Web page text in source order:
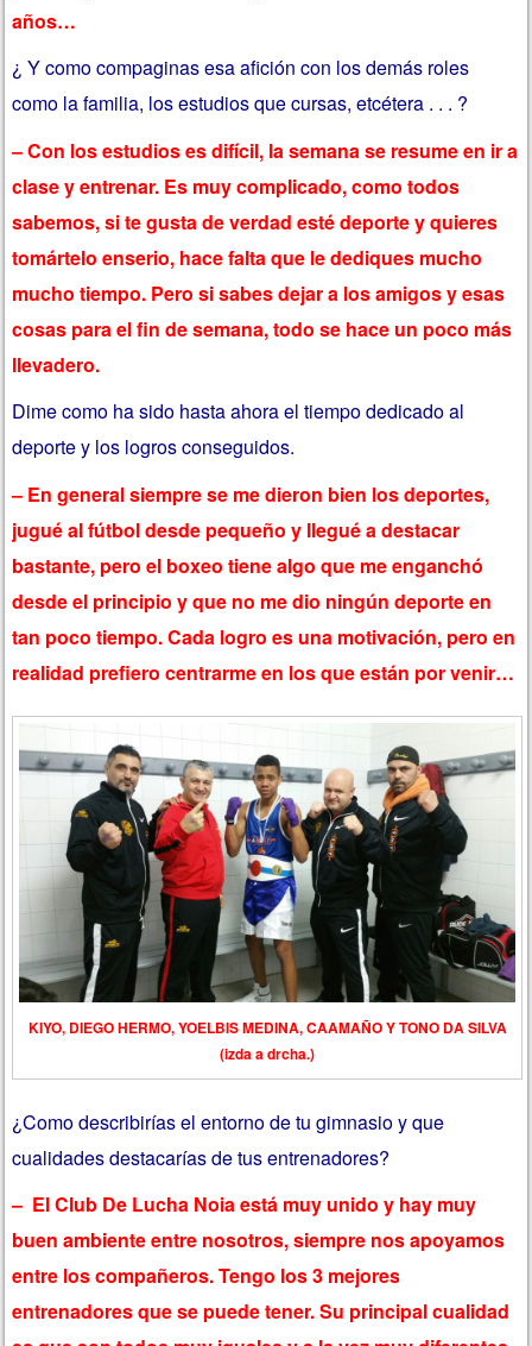
años…
¿ Y como compaginas esa afición con los demás roles
como la familia, los estudios que cursas, etcétera . . . ?
– Con los estudios es difícil, la semana se resume en ir a
clase y entrenar. Es muy complicado, como todos
sabemos, si te gusta de verdad esté deporte y quieres
tomártelo enserio, hace falta que le dediques mucho
mucho tiempo. Pero si sabes dejar a los amigos y esas
cosas para el fin de semana, todo se hace un poco más
llevadero.
Dime como ha sido hasta ahora el tiempo dedicado al
deporte y los logros conseguidos.
– En general siempre se me dieron bien los deportes,
jugué al fútbol desde pequeño y llegué a destacar
bastante, pero el boxeo tiene algo que me enganchó
desde el principio y que no me dio ningún deporte en
tan poco tiempo. Cada logro es una motivación, pero en
realidad prefiero centrarme en los que están por venir…
KIYO, DIEGO HERMO, YOELBIS MEDINA, CAAMAÑO Y TONO DA SILVA
(izda a drcha.)
¿Como describirías el entorno de tu gimnasio y que
cualidades destacarías de tus entrenadores?
– El Club De Lucha Noia está muy unido y hay muy
buen ambiente entre nosotros, siempre nos apoyamos
entre los compañeros. Tengo los 3 mejores
entrenadores que se puede tener. Su principal cualidad